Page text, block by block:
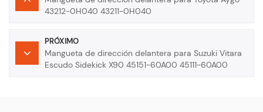
43212-0H040 43211-0H040
PRÓXIMO
Mangueta de dirección delantera para Suzuki Vitara
Escudo Sidekick X90 45151-60A00 45111-60A00